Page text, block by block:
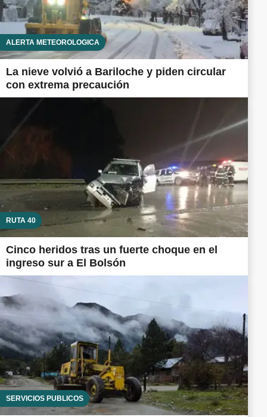
ALERTA METEOROLÓGICA
La nieve volvió a Bariloche y piden circular
con extrema precaución
RUTA 40
Cinco heridos tras un fuerte choque en el
ingreso sur a El Bolsón
SERVICIOS PÚBLICOS